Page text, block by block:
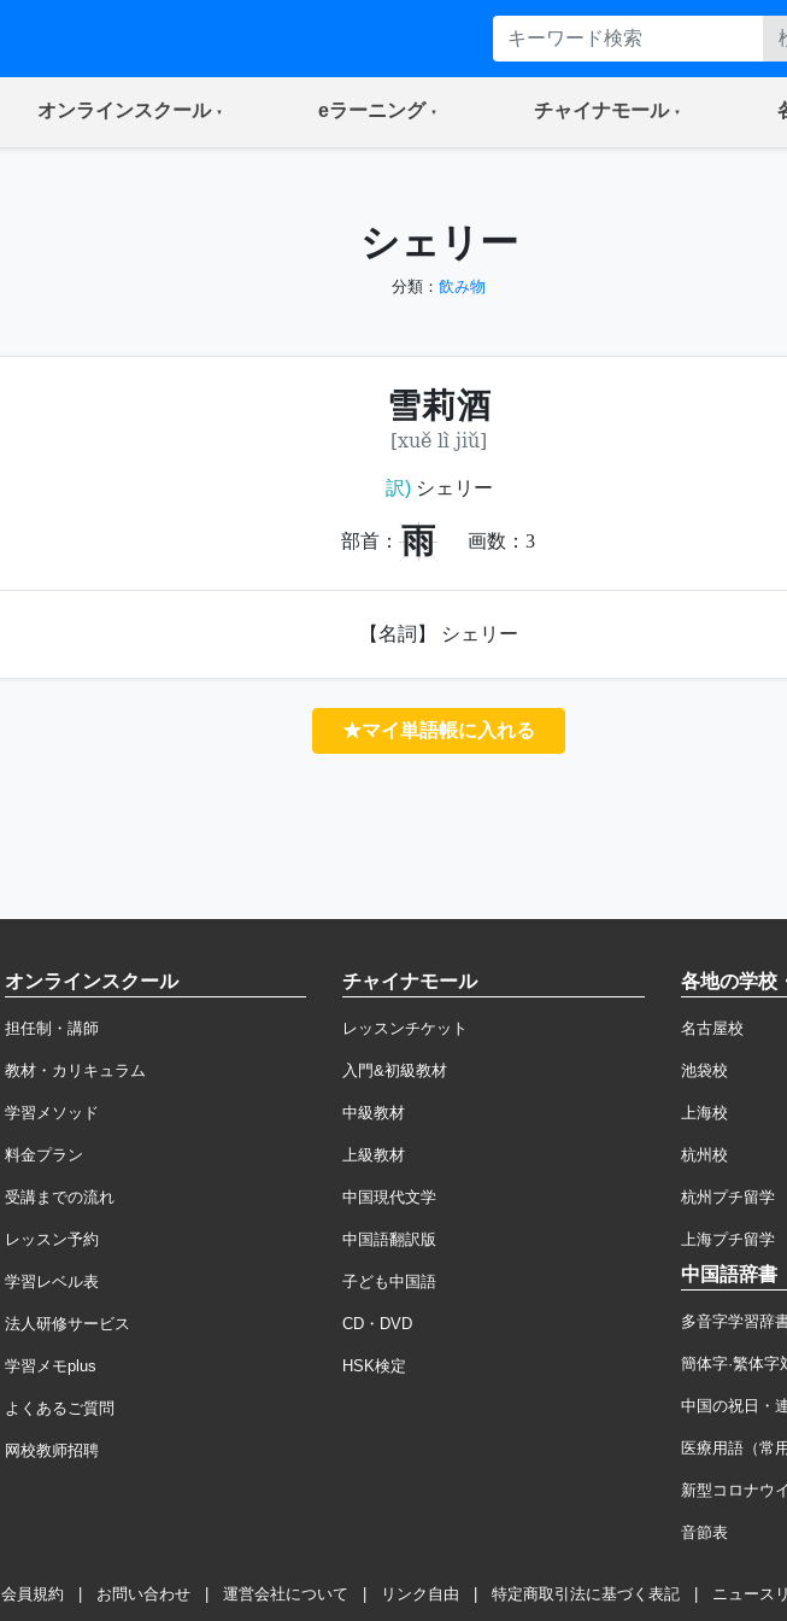
オンラインスクール(current) eラーニング(current) チャイナモール(current)
シェリー
分類： 飲み物
雪莉酒
[xuě lì jiǔ]
訳)シェリー
部首： 雨 画数： 3
【名詞】 シェリー
★マイ単語帳に入れる
オンラインスクール
担任制・講師
教材・カリキュラム
学習メソッド
料金プラン
受講までの流れ
レッスン予約
学習レベル表
法人研修サービス
学習メモplus
よくあるご質問
网校教师招聘
チャイナモール
レッスンチケット
入門&初級教材
中級教材
上級教材
中国現代文学
中国語翻訳版
子ども中国語
CD・DVD
HSK検定
各地の学校
名古屋校
池袋校
上海校
杭州校
杭州プチ留学
上海プチ留学
中国語辞書
多音字学習辞
簡体字·繁体字
中国の祝日・
医療用語（常用
新型コロナウ
音節表
会員規約 お問い合わせ 運営会社について リンク自由 特定商取引法に基づく表記 ニュース